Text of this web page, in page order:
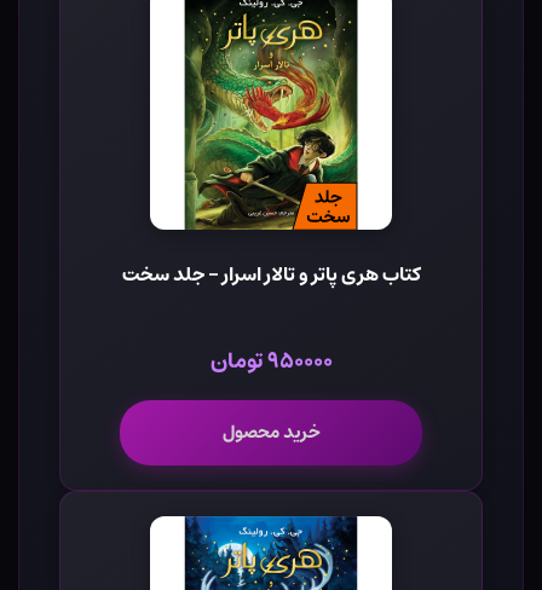
کتاب هری پاتر و تالار اسرار - جلد سخت
۹۵۰۰۰۰ تومان
خرید محصول